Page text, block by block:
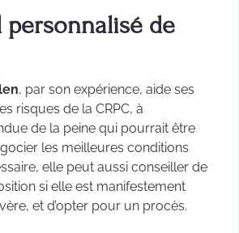
personnalisé de
, par son expérience, aide ses
risques de la CRPC, à
de la peine qui pourrait être
les meilleures conditions
elle peut aussi conseiller de
si elle est manifestement
et d’opter pour un procès.